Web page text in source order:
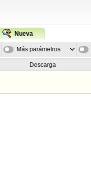
Nueva
Más parámetros
Descarga